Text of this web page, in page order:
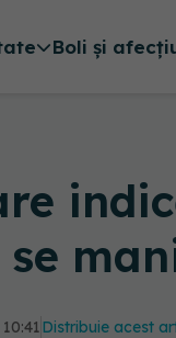
Boli și
Distribuie acest